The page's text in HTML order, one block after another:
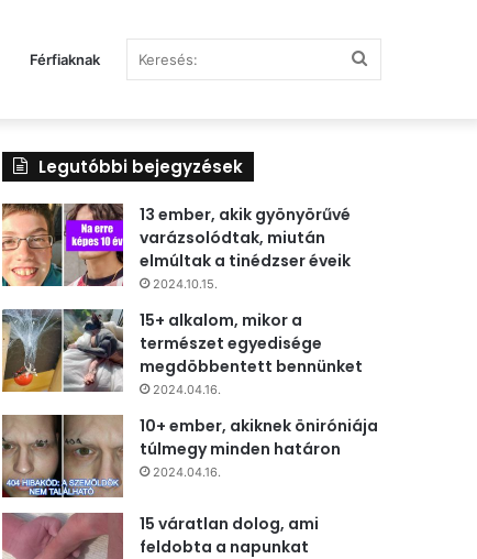
Férfiaknak
Legutóbbi bejegyzések
13 ember, akik gyönyörűvé
varázsolódtak, miután
elmúltak a tinédzser éveik
2024.10.15.
15+ alkalom, mikor a
természet egyedisége
megdöbbentett bennünket
2024.04.16.
10+ ember, akiknek öniróniája
túlmegy minden határon
2024.04.16.
15 váratlan dolog, ami
feldobta a napunkat